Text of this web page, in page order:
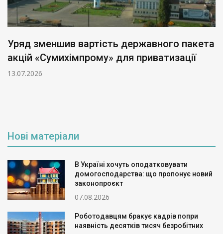
Уряд зменшив вартість державного пакета
акцій «Сумихімпрому» для приватизації
13.07.2026
Нові матеріали
В Україні хочуть оподатковувати
домогосподарства: що пропонує новий
законопроєкт
07.08.2026
Роботодавцям бракує кадрів попри
наявність десятків тисяч безробітних